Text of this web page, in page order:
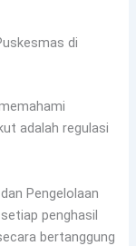
di
adalah regulasi
Pengelolaan
penghasil
bertanggung